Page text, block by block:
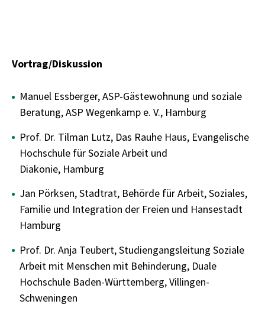
Vortrag/Diskussion
Manuel Essberger, ASP-Gästewohnung und soziale
Beratung, ASP Wegenkamp e. V., Hamburg
Prof. Dr. Tilman Lutz, Das Rauhe Haus, Evangelische
Hochschule für Soziale Arbeit und
Diakonie, Hamburg
Jan Pörksen, Stadtrat, Behörde für Arbeit, Soziales,
Familie und Integration der Freien und Hansestadt
Hamburg
Prof. Dr. Anja Teubert, Studiengangsleitung Soziale
Arbeit mit Menschen mit Behinderung, Duale
Hochschule Baden-Württemberg, Villingen-
Schweningen